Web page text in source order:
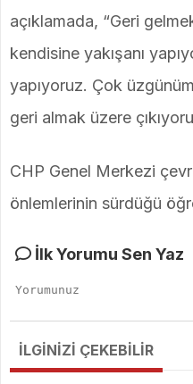
açıklamada, “Geri
kendisine yakışanı
yapıyoruz. Çok
geri almak üzere
CHP Genel Merkezi
önlemlerinin sürdüğü
İlk Yorumu Sen Yaz
İLGİNİZİ ÇEKEBİLİR